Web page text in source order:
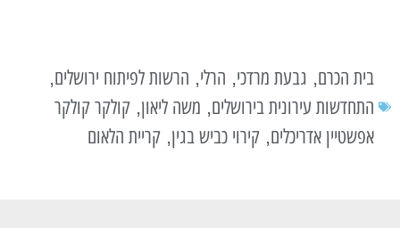
בית הכרם, גבעת מרדכי, הרלי, הרשות לפיתוח ירושלים,
התחדשות עירונית בירושלים, משה ליאון, קולקר קולקר
אפשטיין אדריכלים, קירוי כביש בגין, קריית הלאום